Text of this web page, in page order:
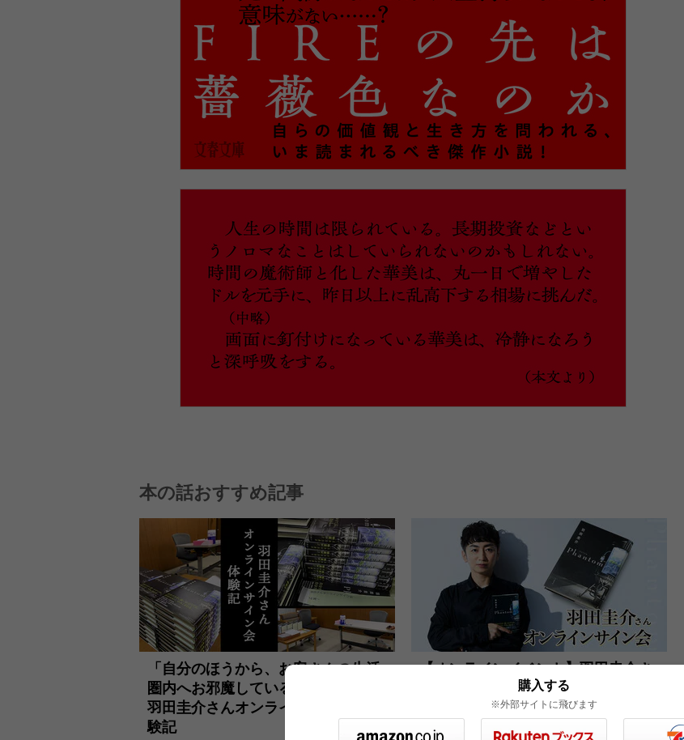
本の話おすすめ記事
「自分のほうから、お客さんの生活
圏内へお邪魔しているような気分」
羽田圭介さんオンラインサイン会体
験記
【オンラインイベント】羽田圭介さ
ん1on1オンライン個別サイン会開
2021.07.29 イベント・レポート
購入する
※外部サイトに飛びます